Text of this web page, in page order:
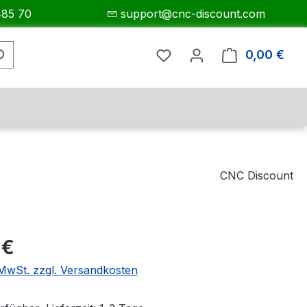
70 support@cnc-discount.com
0,00 €
CNC Discount
zzgl. Versandkosten